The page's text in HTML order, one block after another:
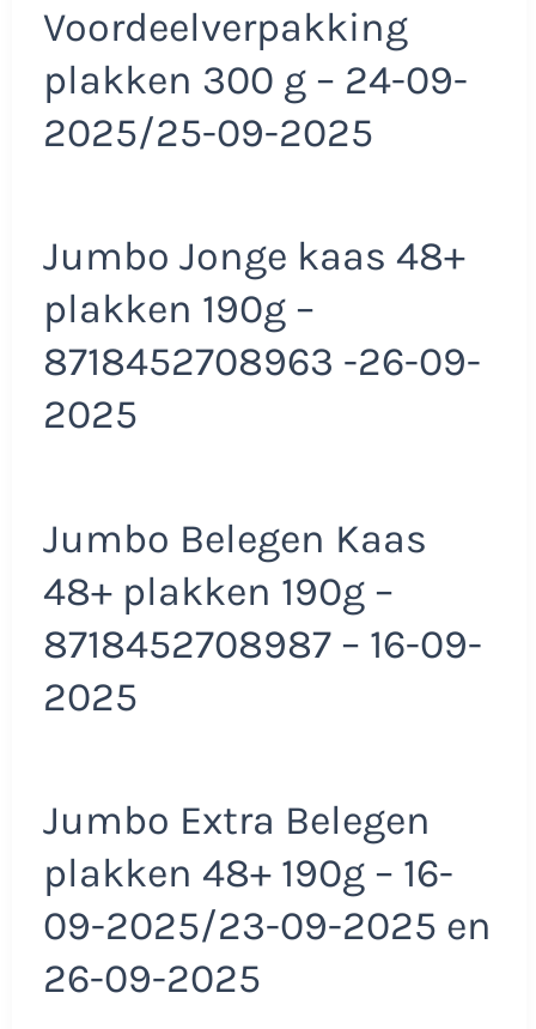
Voordeelverpakking
plakken 300 g – 24-09-
2025/25-09-2025
Jumbo Jonge kaas 48+
plakken 190g –
8718452708963 -26-09-
2025
Jumbo Belegen Kaas
48+ plakken 190g –
8718452708987 – 16-09-
2025
Jumbo Extra Belegen
plakken 48+ 190g – 16-
09-2025/23-09-2025 en
26-09-2025